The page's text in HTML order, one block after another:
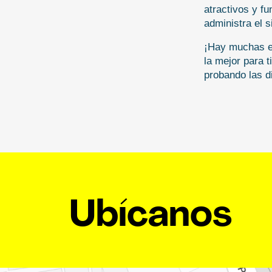
atractivos y
administra el
¡Hay muchas
la mejor para
probando las
Ubícanos